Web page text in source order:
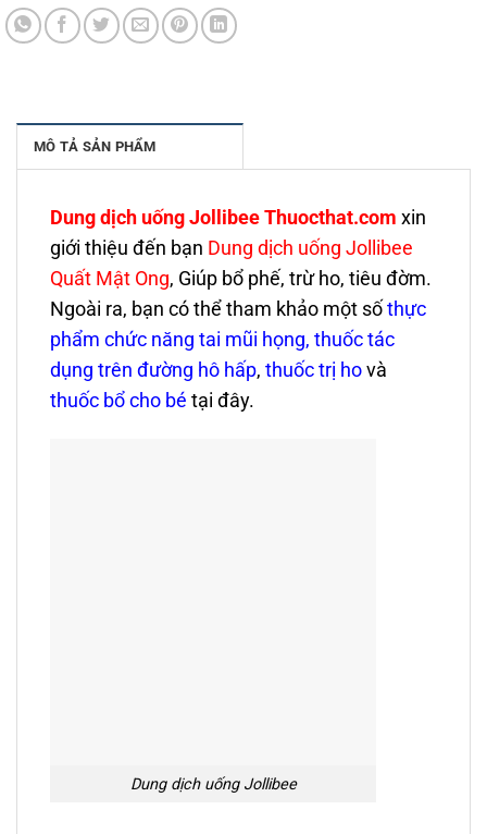
MÔ TẢ SẢN PHẨM
Dung dịch uống Jollibee Thuocthat.com xin
giới thiệu đến bạn Dung dịch uống Jollibee
Quất Mật Ong, Giúp bổ phế, trừ ho, tiêu đờm.
Ngoài ra, bạn có thể tham khảo một số thực
phẩm chức năng tai mũi họng, thuốc tác
dụng trên đường hô hấp, thuốc trị ho và
thuốc bổ cho bé tại đây.
Dung dịch uống Jollibee